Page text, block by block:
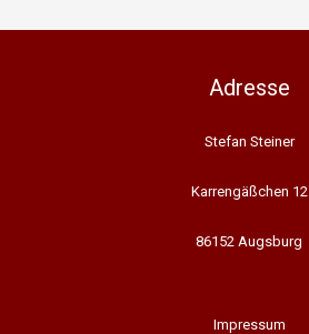
Adresse
Stefan Steiner
Karrengäßchen 12
86152 Augsburg
Impressum